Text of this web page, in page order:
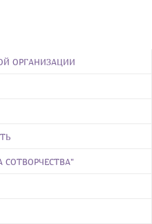
ОРГАНИЗАЦИИ
СОТВОРЧЕСТВА"